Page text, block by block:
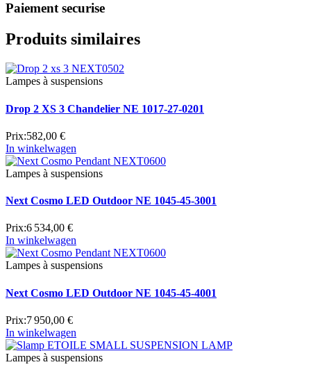
Paiement securise
Produits similaires
Lampes à suspensions
Drop 2 XS 3 Chandelier NE 1017-27-0201
Prix:582,00 €
In winkelwagen
Lampes à suspensions
Next Cosmo LED Outdoor NE 1045-45-3001
Prix:6 534,00 €
In winkelwagen
Lampes à suspensions
Next Cosmo LED Outdoor NE 1045-45-4001
Prix:7 950,00 €
In winkelwagen
Lampes à suspensions